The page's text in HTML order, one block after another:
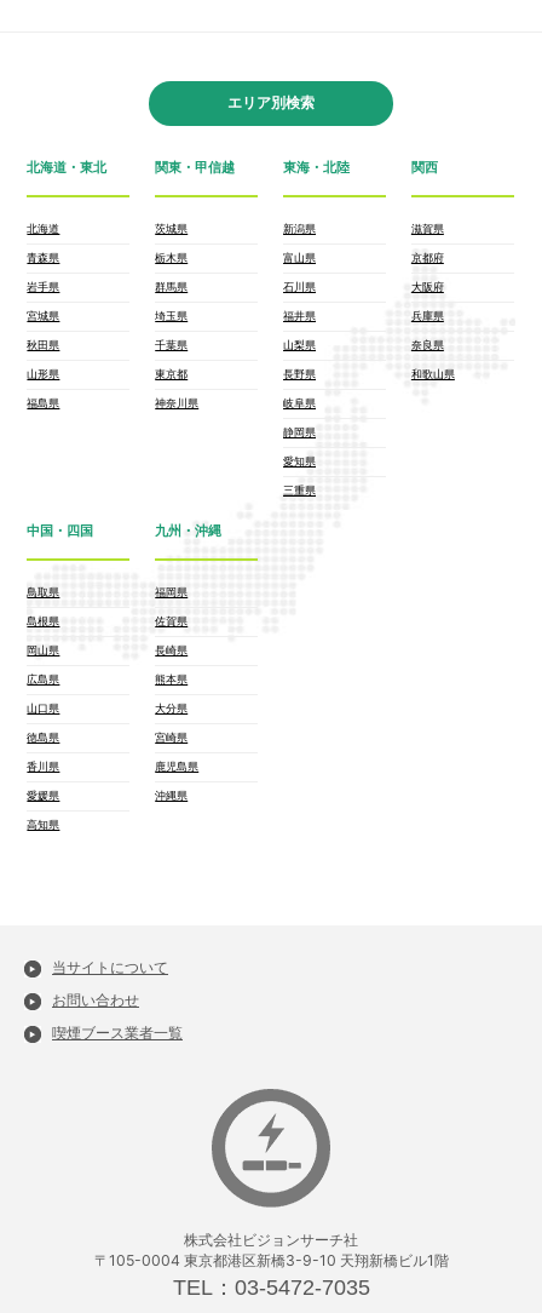
エリア別検索
北海道・東北
北海道
青森県
岩手県
宮城県
秋田県
山形県
福島県
関東・甲信越
茨城県
栃木県
群馬県
埼玉県
千葉県
東京都
神奈川県
東海・北陸
新潟県
富山県
石川県
福井県
山梨県
長野県
岐阜県
静岡県
愛知県
三重県
関西
滋賀県
京都府
大阪府
兵庫県
奈良県
和歌山県
中国・四国
鳥取県
島根県
岡山県
広島県
山口県
徳島県
香川県
愛媛県
高知県
九州・沖縄
福岡県
佐賀県
長崎県
熊本県
大分県
宮崎県
鹿児島県
沖縄県
当サイトについて
お問い合わせ
喫煙ブース業者一覧
株式会社ビジョンサーチ社
〒105-0004 東京都港区新橋3-9-10 天翔新橋ビル1階
TEL：03-5472-7035